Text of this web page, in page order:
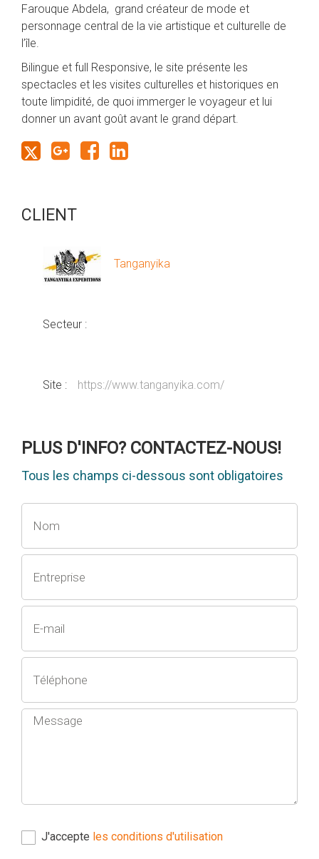
Farouque Abdela, grand créateur de mode et
personnage central de la vie artistique et culturelle de
l’île.
Bilingue et full Responsive, le site présente les
spectacles et les visites culturelles et historiques en
toute limpidité, de quoi immerger le voyageur et lui
donner un avant goût avant le grand départ.
CLIENT
Tanganyika
Secteur :
Site : https://www.tanganyika.com/
PLUS D'INFO? CONTACTEZ-NOUS!
Tous les champs ci-dessous sont obligatoires
J'accepte les conditions d'utilisation